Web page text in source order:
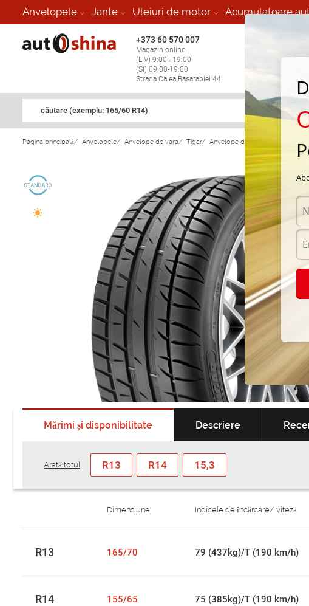
Anvelopele Jante Uleiuri de motor Acumulatoare
+373 60 570 007
Magazin online
(L-V) 9:00 - 19:00
(Sî) 09:00-19:00
Strada Calea Basarabiei 44
stop în toate
căutare (exemplu: 165/60 R14)
Pagina principală/ Anvelopele/ Anvelope de vara/ Tigar/ Anvelope de vara Tigar
Mărimi și disponibilitate Descriere
Arată totul R13 R14 15,3
Dimensiune Indicele de încărcare/ viteză
R13 165/70 79 (437kg)/T (190 km/h)
R14 155/65 75 (385kg)/T (190 km/h)